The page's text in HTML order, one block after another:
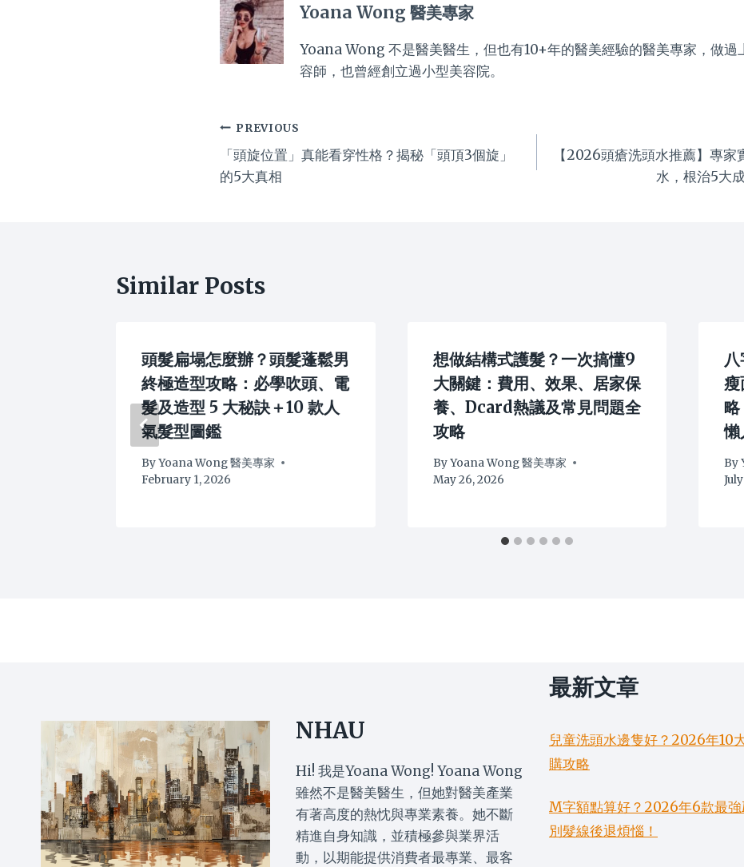
Yoana Wong 醫美專家
Yoana Wong 不是醫美醫生，但也有10+年的醫美經驗的醫美專家，做過
容師，也曾經創立過小型美容院。
Post
navigation
PREVIOUS
「頭旋位置」真能看穿性格？揭秘「頭頂3個旋」
的5大真相
【2026頭瘡洗頭水推薦】專
水，根治5大
Similar Posts
頭髮扁塌怎麼辦？頭髮蓬鬆男
終極造型攻略：必學吹頭、電
髮及造型 5 大秘訣＋10 款人
氣髮型圖鑑
ByYoana Wong 醫美專家
February 1, 2026
想做結構式護髮？一次搞懂9
大關鍵：費用、效果、居家保
養、Dcard熱議及常見問題全
攻略
ByYoana Wong 醫美專家
May 26, 2026
瘦
懶
By
NHAU
Hi! 我是Yoana Wong! Yoana Wong
雖然不是醫美醫生，但她對醫美產業
有著高度的熱忱與專業素養。她不斷
精進自身知識，並積極參與業界活
動，以期能提供消費者最專業、最客
最新文章
兒童洗頭水邊隻好？2026年10
購攻略
M字額點算好？2026年6款最
別髮線後退煩惱！